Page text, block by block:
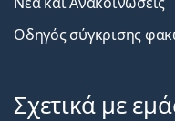
Οδηγός σύγκρισης
Σχετικά με